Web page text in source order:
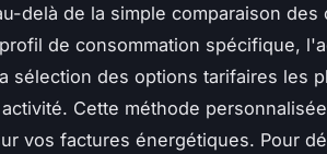
delà de la simple comparaison des
de consommation spécifique,
sélection des options tarifaires les
Cette méthode
vos factures énergétiques. Pour